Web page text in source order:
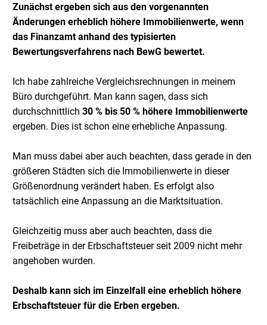
Zunächst ergeben sich aus den vorgenannten
Änderungen erheblich höhere Immobilienwerte, wenn
das Finanzamt anhand des typisierten
Bewertungsverfahrens nach BewG bewertet.
Ich habe zahlreiche Vergleichsrechnungen in meinem
Büro durchgeführt. Man kann sagen, dass sich
durchschnittlich 30 % bis 50 % höhere Immobilienwerte
ergeben. Dies ist schon eine erhebliche Anpassung.
Man muss dabei aber auch beachten, dass gerade in den
größeren Städten sich die Immobilienwerte in dieser
Größenordnung verändert haben. Es erfolgt also
tatsächlich eine Anpassung an die Marktsituation.
Gleichzeitig muss aber auch beachten, dass die
Freibeträge in der Erbschaftsteuer seit 2009 nicht mehr
angehoben wurden.
Deshalb kann sich im Einzelfall eine erheblich höhere
Erbschaftsteuer für die Erben ergeben.